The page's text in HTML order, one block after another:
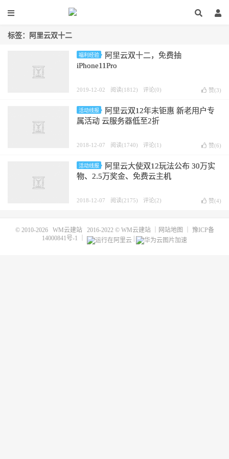
标签：阿里云双十二
福利经验
阿里云双十二，免费抽
iPhone11Pro
2019-12-02 阅读(1812) 评论(0) 赞(3)
活动线报
阿里云双12年末钜惠 新老用户专
属活动 云服务器低至2折
2018-12-07 阅读(1740) 评论(1) 赞(6)
活动线报
阿里云大使双12玩法公布 30万实
物、2.5万奖金、免费云主机
2018-12-07 阅读(2175) 评论(2) 赞(4)
© 2010-2026 WM云建站2016-2022 © WM云建站｜ 网站地图
豫ICP备
14000841号-1